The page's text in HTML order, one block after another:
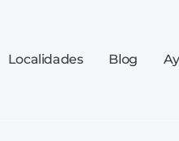
Localidades Blog